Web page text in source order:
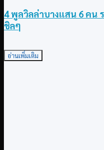
4 พูลวิลล่าบางแสน 6 คน
ชิลๆ
อ่านเพิ่มเติม